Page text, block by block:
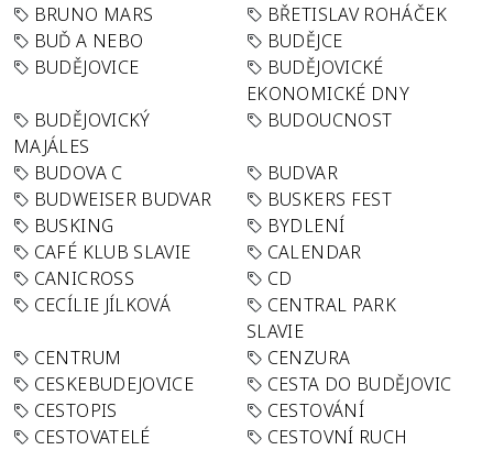
BRUNO MARS
BŘETISLAV ROHÁČEK
BUĎ A NEBO
BUDĚJCE
BUDĚJOVICE
BUDĚJOVICKÉ
EKONOMICKÉ DNY
BUDĚJOVICKÝ
MAJÁLES
BUDOUCNOST
BUDOVA C
BUDVAR
BUDWEISER BUDVAR
BUSKERS FEST
BUSKING
BYDLENÍ
CAFÉ KLUB SLAVIE
CALENDAR
CANICROSS
CD
CECÍLIE JÍLKOVÁ
CENTRAL PARK
SLAVIE
CENTRUM
CENZURA
CESKEBUDEJOVICE
CESTA DO BUDĚJOVIC
CESTOPIS
CESTOVÁNÍ
CESTOVATELÉ
CESTOVNÍ RUCH